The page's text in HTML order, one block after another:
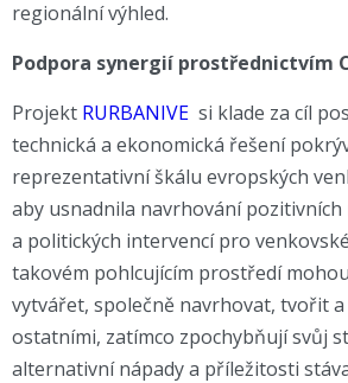
regionální výhled.
Podpora synergií prostřednictvím
Projekt RURBANIVE si klade za cíl
technická a ekonomická řešení
reprezentativní škálu evropských
aby usnadnila navrhování
a politických intervencí pro
takovém pohlcujícím prostředí
vytvářet, společně navrhovat, tvořit a
ostatními, zatímco zpochybňují svůj
alternativní nápady a příležitosti